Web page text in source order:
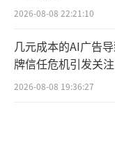
2026-08-08 22:21:10
几元成本的AI广告
牌信任危机引发关注
2026-08-08 19:36:27